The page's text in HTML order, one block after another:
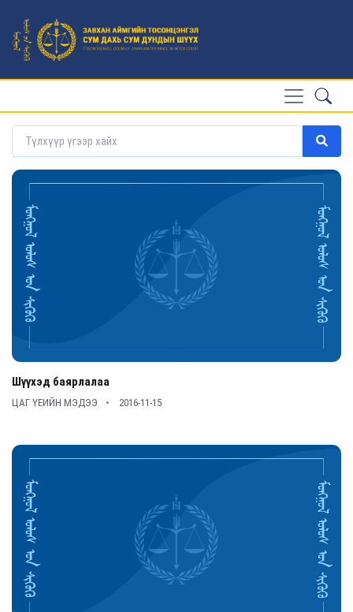
Шүүхэд баярлалаа
ЦАГ ҮЕИЙН МЭДЭЭ 2016-11-15